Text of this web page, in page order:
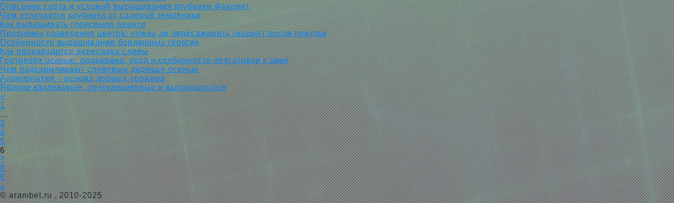
Описание сорта и условий выращивания клубники Фаворит
Чем отличается клубника от садовой земляники
Как выращивать глоксинию аванти
Проблемы разведения цветов: нужно ли пересаживать гиацинт после покупки
Особенности выращивания бордюрных георгин
Как производится пересадка сливы
Гортензия осенью: подкормка, уход и особенности подготовки к зиме
Чем подкармливают сливовые деревья осенью
Аллелопатия – основа добрых урожаев
Яблони карликовые, полукарликовые и высокорослые
«
1
…
3
4
5
6
7
8
9
»
© arambel.ru, 2010-2025